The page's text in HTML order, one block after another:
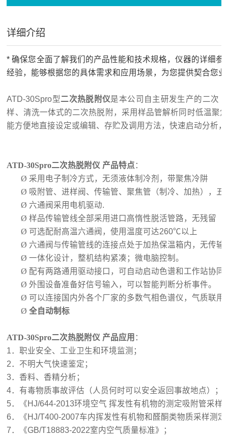
详细介绍
* 确保您全面了解我们的产品性能和技术规格，仪器的详细
经验，能够根据您的具体需求和应用场景，为您提供契合您
ATD-30Spro型二次热脱附仪是本公司自主研发生产的二次
样、清洗一体式的二次热脱附，采用样品管解析同时低温聚
能方便地直接设定或编辑、存贮及调用方法，快速启动分析
ATD-30Spro二次热脱附仪 产品特点：
Ø 采用电子制冷方式，无须液体制冷剂，带聚焦冷阱
Ø 吸附管、进样阀、传输管、聚焦管（制冷、加热），五
Ø 六通阀采用电机驱动.
Ø 样品传输管线全部采用进口高惰性脱活管路，无残留
Ø 可选配耐高温六通阀，使用温度可达260℃以上
Ø 六通阀与传输管线的连接点处于加热保温箱内，无传输
Ø 一体化设计，整机结构紧凑；微电脑控制。
Ø 配有两路通用驱动接口，可自动启动色谱和工作站协同
Ø 外围设备准备好信号输入，可以智能判断分析事件。
Ø 可以连接国内外各个厂家的多数气相色谱仪，气质联用
Ø 全自动制标
ATD-30Spro二次热脱附仪 产品应用 ：
1．职业安全、工业卫生和环境监测；
2．不明大气快速鉴定；
3．香料、香精分析；
4．有毒物质事故评估（人员何时可以安全返回事故地点）；
5．《HJ/644-2013环境空气 挥发性有机物的测定吸附管采样
6．《HJ/T400-2007车内挥发性有机物和醛酮类物质采样测
7．《GB/T18883-2022室内空气质量标准》；